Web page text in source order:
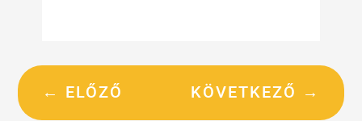
← ELŐZŐ KÖVETKEZŐ →